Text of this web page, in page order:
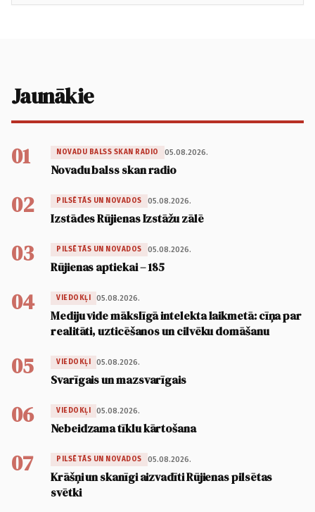
Jaunākie
01 NOVADU BALSS SKAN RADIO 05.08.2026.
Novadu balss skan radio
02 PILSĒTĀS UN NOVADOS 05.08.2026.
Izstādes Rūjienas Izstāžu zālē
03 PILSĒTĀS UN NOVADOS 05.08.2026.
Rūjienas aptiekai – 185
04 VIEDOKĻI 05.08.2026.
Mediju vide mākslīgā intelekta laikmetā: cīņa par
realitāti, uzticēšanos un cilvēku domāšanu
05 VIEDOKĻI 05.08.2026.
Svarīgais un mazsvarīgais
06 VIEDOKĻI 05.08.2026.
Nebeidzama tīklu kārtošana
07 PILSĒTĀS UN NOVADOS 05.08.2026.
Krāšņi un skanīgi aizvadīti Rūjienas pilsētas
svētki